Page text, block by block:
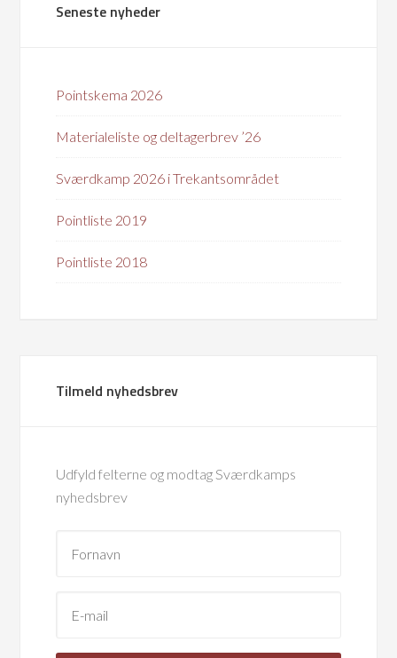
Seneste nyheder
Pointskema 2026
Materialeliste og deltagerbrev ’26
Sværdkamp 2026 i Trekantsområdet
Pointliste 2019
Pointliste 2018
Tilmeld nyhedsbrev
Udfyld felterne og modtag Sværdkamps
nyhedsbrev